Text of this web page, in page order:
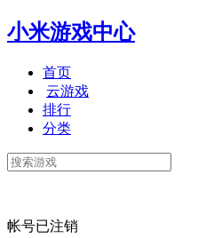
小米游戏中心
首页
云游戏
排行
分类
帐号已注销